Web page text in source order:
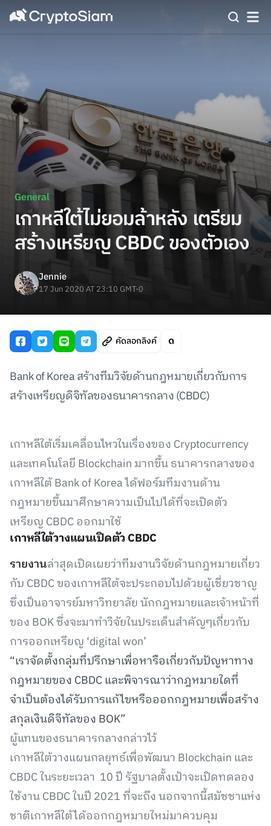
General
เกาหลีใต้ไม่ยอมล้าหลัง เตรียม
สร้างเหรียญ CBDC ของตัวเอง
Jennie
17 Jun 2020 AT 23:10 GMT-0
คัดลอกลิงค์
Bank of Korea สร้างทีมวิจัยด้านกฎหมายเกี่ยวกับการ
สร้างเหรียญดิจิทัลของธนาคารกลาง (CBDC)
เกาหลีใต้เริ่มเคลื่อนไหวในเรื่องของ Cryptocurrency
และเทคโนโลยี Blockchain มากขึ้น ธนาคารกลางของ
เกาหลีใต้ Bank of Korea ได้ฟอร์มทีมงานด้าน
กฎหมายขึ้นมาศึกษาความเป็นไปได้ที่จะเปิดตัว
เหรียญ CBDC ออกมาใช้
เกาหลีใต้วางแผนเปิดตัว CBDC
รายงานล่าสุดเปิดเผยว่าทีมงานวิจัยด้านกฎหมายเกี่ยว
กับ CBDC ของเกาหลีใต้จะประกอบไปด้วยผู้เชี่ยวชาญ
ซึ่งเป็นอาจารย์มหาวิทยาลัย นักกฎหมายและเจ้าหน้าที่
ของ BOK ซึ่งจะมาทำวิจัยในประเด็นสำคัญๆเกี่ยวกับ
การออกเหรียญ ‘digital won’
“เราจัดตั้งกลุ่มที่ปรึกษาเพื่อหารือเกี่ยวกับปัญหาทาง
กฎหมายของ CBDC และพิจารณาว่ากฎหมายใดที่
จำเป็นต้องได้รับการแก้ไขหรือออกกฎหมายเพื่อสร้าง
สกุลเงินดิจิทัลของ BOK”
ผู้แทนของธนาคารกลางกล่าวไว้
เกาหลีใต้วางแผนกลยุทธ์เพื่อพัฒนา Blockchain และ
CBDC ในระยะเวลา 10 ปี รัฐบาลตั้งเป้าจะเปิดทดลอง
ใช้งาน CBDC ในปี 2021 ที่จะถึง นอกจากนี้สมัชชาแห่ง
ชาติเกาหลีใต้ได้ออกกฎหมายใหม่มาควบคุม